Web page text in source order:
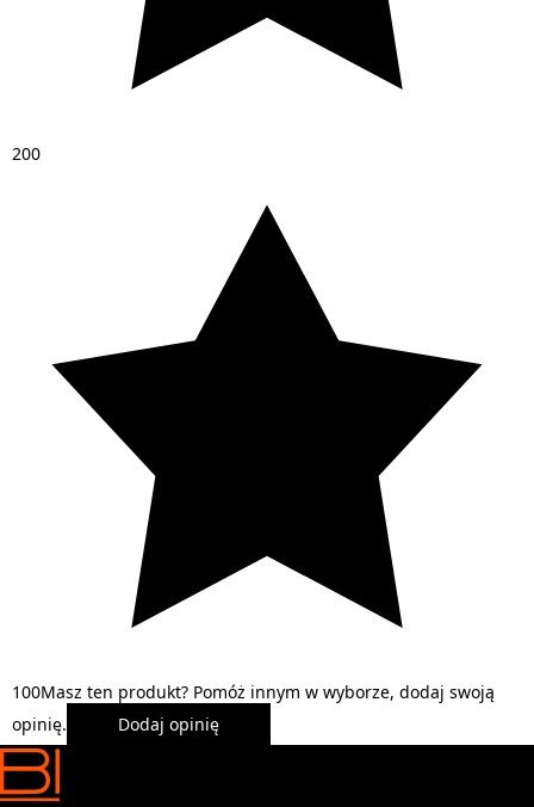
200
100Masz ten produkt? Pomóż innym w wyborze, dodaj swoją
opinię.
Dodaj opinię